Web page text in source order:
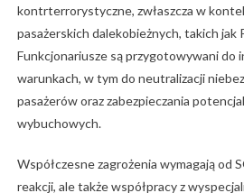
kontrterrorystyczne, zwłaszcza w
pasażerskich dalekobieżnych, takich jak
Funkcjonariusze sąprzygotowywanido
warunkach, wtym do neutralizacji
pasażeróworazzabezpieczania
wybuchowych.
Współczesnezagrożenia wymagająod
reakcji, aletakżewspółpracyz